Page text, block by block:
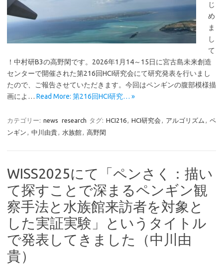
じ
め
ま
し
て
！中村研B3の高野閑です。2026年1月14～15日に宮古島未来創造
センターで開催された第216回HCI研究会にて研究発表を行いまし
たので、ご報告させていただきます。今回はペンギンの腹部模様描
画によ… Read More: 第216回HCI研究… »
カテゴリー: news research タグ: HCI216, HCI研究会 , アルゴリズム , ペ
ンギン , 中川由貴, 水族館, 高野閑
WISS2025にて「ペンさく：描い
て探すことで深まるペンギン観
察手法と水族館来訪者を対象と
した実証実験」というタイトル
で発表してきました（中川由
貴）